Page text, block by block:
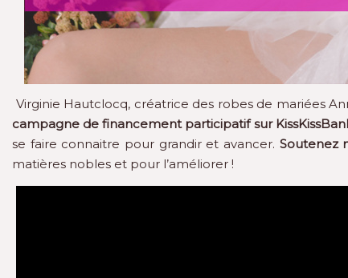
Virginie Hautclocq, créatrice des robes de mariées
campagne de financement participatif sur
se faire connaitre pour grandir et avancer. Soutenez
matières nobles et pour l’améliorer !